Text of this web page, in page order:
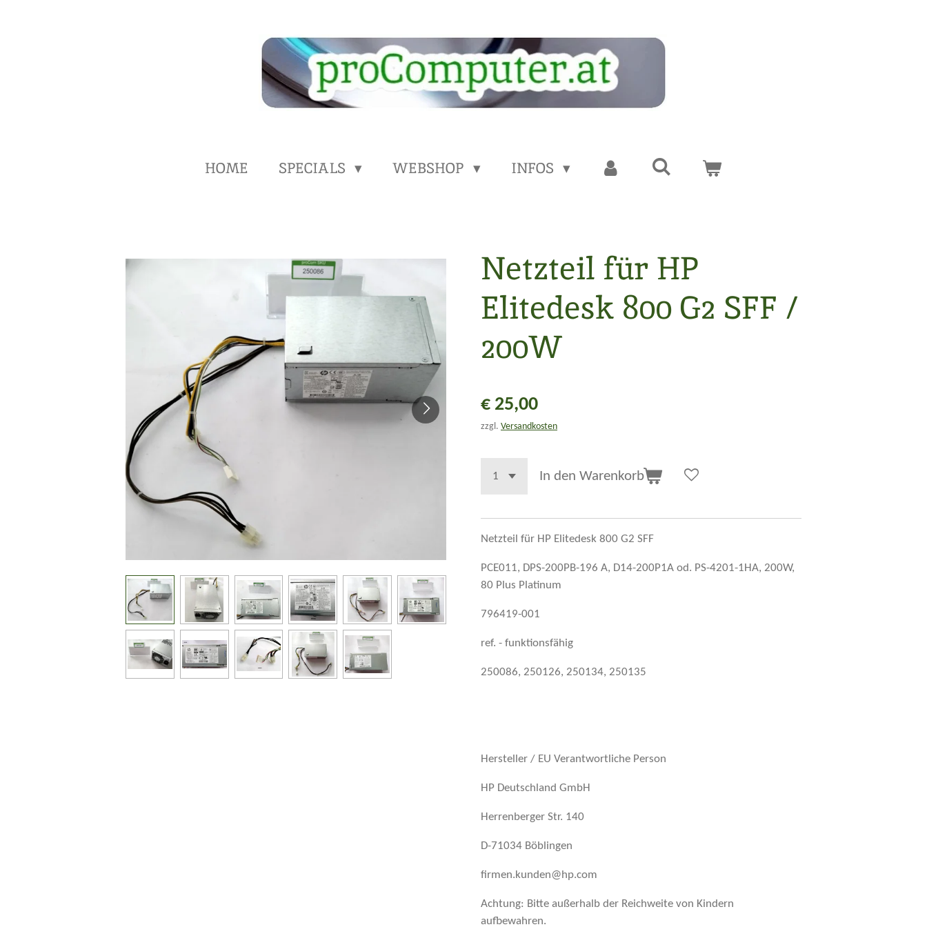
HOME SPECIALS WEBSHOP INFOS
Netzteil für HP
Elitedesk 800 G2 SFF /
200W
€ 25,00
zzgl. Versandkosten
In den Warenkorb
Netzteil für HP Elitedesk 800 G2 SFF
PCE011, DPS-200PB-196 A, D14-200P1A od. PS-4201-1HA, 200W,
80 Plus Platinum
796419-001
ref. - funktionsfähig
250086, 250126, 250134, 250135
Hersteller / EU Verantwortliche Person
HP Deutschland GmbH
Herrenberger Str. 140
D-71034 Böblingen
firmen.kunden@hp.com
Achtung: Bitte außerhalb der Reichweite von Kindern
aufbewahren.